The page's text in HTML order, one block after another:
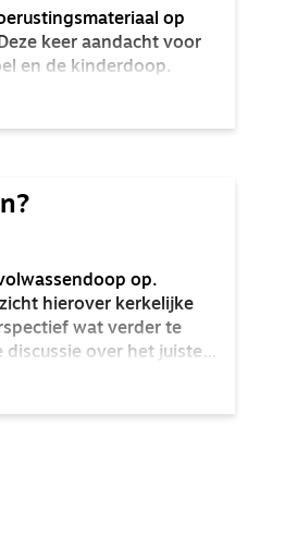
op
keer aandacht voor
en de kinderdoop.
op.
hierover kerkelijke
wat verder te
discussie over het juiste